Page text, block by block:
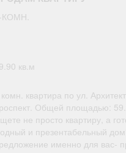
Обучение
Я - пенсионер
КОМН.
кв.м
квартира по ул.
Общей площадью:
не просто квартиру, а
и презентабельный
именно для вас-